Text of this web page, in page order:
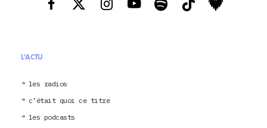
L'ACTU
les radios
c’était quoi ce titre
les podcasts